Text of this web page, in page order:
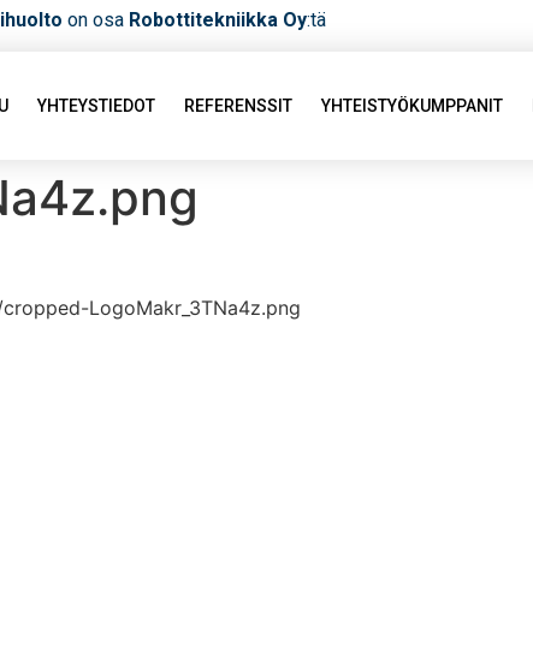
on osa Robottitekniikka Oy:tä
YHTEYSTIEDOT REFERENSSIT YHTEISTYÖKUMPPANIT
LogoMakr_3TNa4z.png